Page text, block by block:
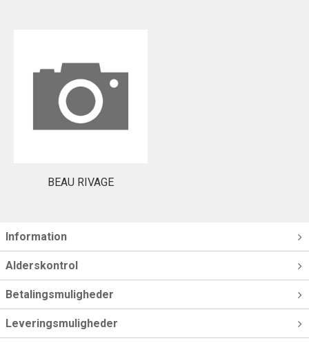
BEAU RIVAGE
Information
Alderskontrol
Betalingsmuligheder
Leveringsmuligheder